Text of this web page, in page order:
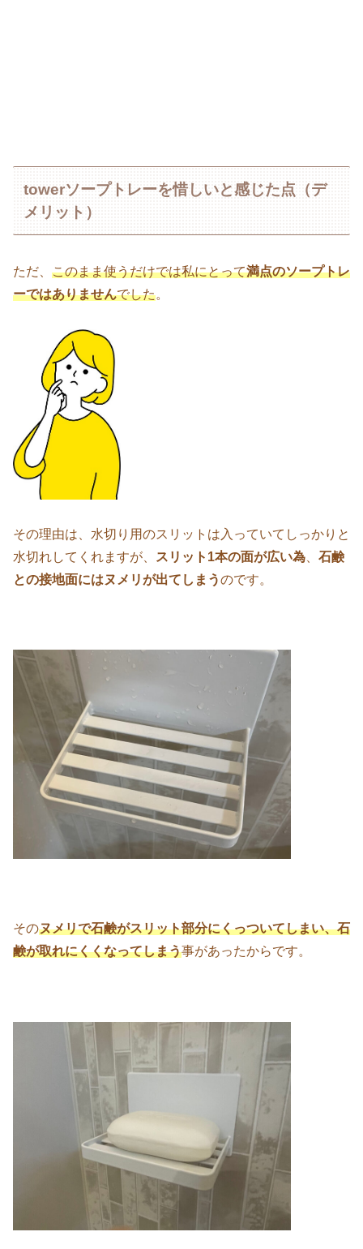
towerソープトレーを惜しいと感じた点（デ
メリット）
ただ、 このまま使うだけでは私にとって満点のソープトレ
ーではありませんでした。
その理由は、水切り用のスリットは入っていてしっかりと
水切れしてくれますが、
スリット1本の面が広い為
石鹸
との接地面にはヌメリが出てしまうのです。
そのヌメリで石鹸がスリット部分にくっついてしまい、石
鹸が取れにくくなってしまう事があったからです。